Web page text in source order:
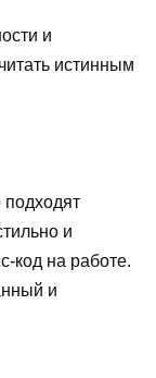
и
истинным
и
код на работе.
и